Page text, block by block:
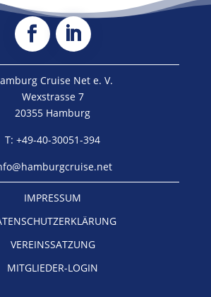
Cruise Net e. V.
Wexstrasse 7
20355 Hamburg
T: +49-40-30051-394
IMPRESSUM
VEREINSSATZUNG
MITGLIEDER-LOGIN